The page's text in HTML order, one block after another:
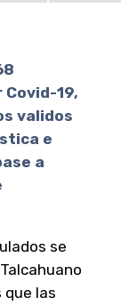
19,
validos
e
a
se
que las